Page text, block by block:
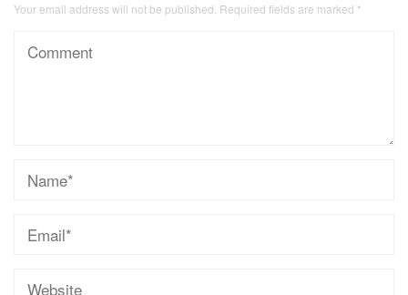
Your email address will not be published. Required fields are marked *